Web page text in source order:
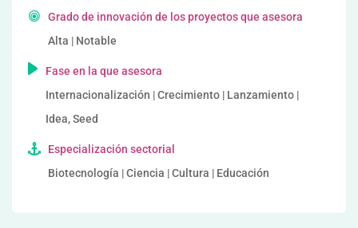
Grado de innovación de los proyectos que asesora
Alta | Notable
Fase en la que asesora
Internacionalización | Crecimiento | Lanzamiento |
Idea, Seed
Especialización sectorial
Biotecnología | Ciencia | Cultura | Educación